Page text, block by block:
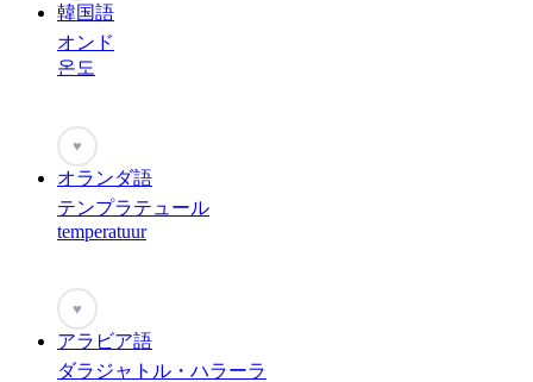
韓国語
オンド
온도
♥
オランダ語
テンプラテュール
temperatuur
♥
アラビア語
ダラジャトル・ハラーラ